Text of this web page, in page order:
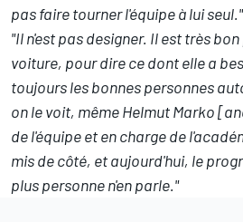
pas faire tourner l'équipe à lui seul."
"Il n'est pas designer. Il est très
voiture, pour dire ce dont elle a
toujours les bonnes personnes
on le voit, même Helmut Marko
de l'équipe et en charge de
mis de côté, et aujourd'hui, le
plus personne n'en parle."